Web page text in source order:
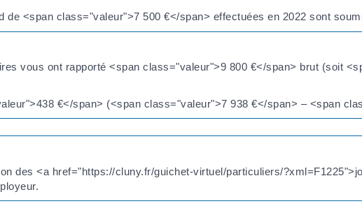
de <span class="valeur">7 500 €</span> effectuées en 2022 sont
vous ont rapporté <span class="valeur">9 800 €</span> brut (soit
€</span> (<span class="valeur">7 938 €</span> – <span
des <a href="https://cluny.fr/guichet-virtuel/particuliers/